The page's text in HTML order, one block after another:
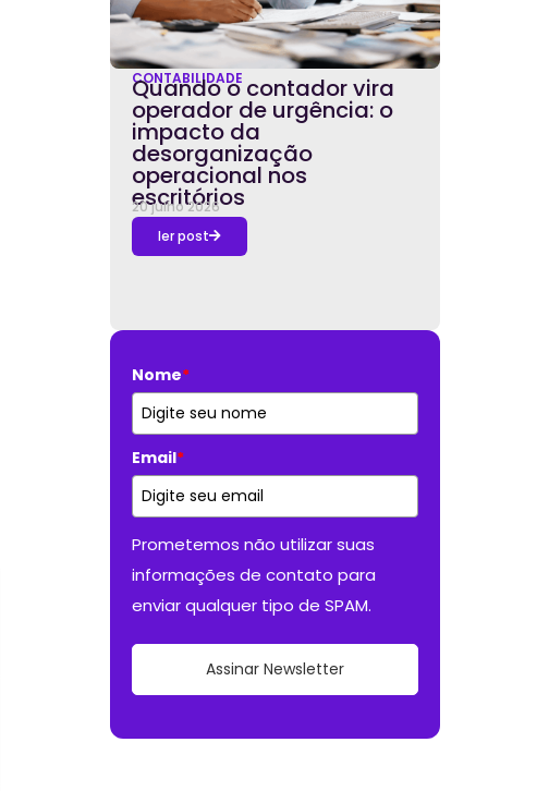
CONTABILIDADE
Quando o contador vira
operador de urgência: o
impacto da
desorganização
operacional nos
escritórios
20 julho 2026
ler post
Nome*
Email*
Prometemos não utilizar suas
informações de contato para
enviar qualquer tipo de SPAM.
Assinar Newsletter